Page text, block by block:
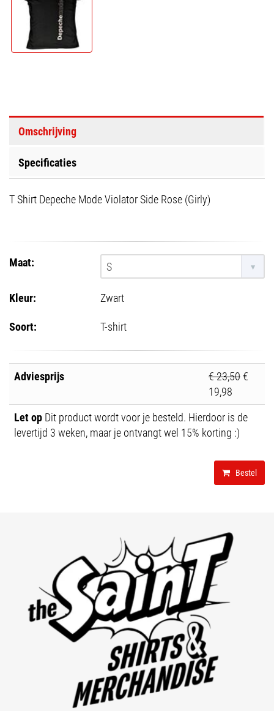
Omschrijving
Specificaties
T Shirt Depeche Mode Violator Side Rose (Girly)
Maat: S
Kleur:
Zwart
Soort:
T-shirt
Adviesprijs € 23,50€
19,98
Let op Dit product wordt voor je besteld. Hierdoor is de
levertijd 3 weken, maar je ontvangt wel 15% korting :)
Bestel